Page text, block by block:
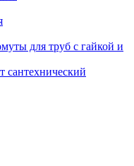
для труб с гайкой и
сантехнический